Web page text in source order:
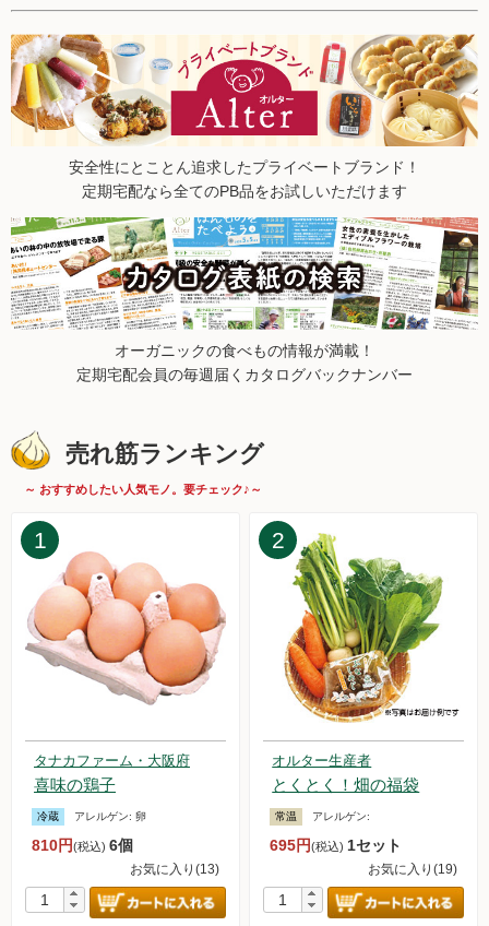
2025.8.9【毎週土曜日更新！】品ものアイテムを更新しまし
た。
2025.8.2【毎週土曜日更新！】品ものアイテムを更新しまし
た。
2025.7.26【毎週土曜日更新！】品ものアイテムを更新しまし
2025.7.19【毎週土曜日更新！】品ものアイテムを更新しまし
た。
2025.7.12【毎週土曜日更新！】品ものアイテムを更新しまし
た。
2025.7.5【毎週土曜日更新！】品ものアイテムを更新しまし
た。
2025.6.28【毎週土曜日更新！】品ものアイテムを更新しまし
2025.6.14【毎週土曜日更新！】品ものアイテムを更新しまし
た。
2025.6.7【毎週土曜日更新！】品ものアイテムを更新しまし
2025.5.31【毎週土曜日更新！】品ものアイテムを更新しまし
た。
2025.5.24【毎週土曜日更新！】品ものアイテムを更新しまし
た。
2025.5.17【毎週土曜日更新！】品ものアイテムを更新しまし
た。
2025.5.10【毎週土曜日更新！】品ものアイテムを更新しまし
2025.5.9 日本全国お取り寄せ手帖でオルターの「無添加アイ
スキャンデー＆アイスクリームセット」が紹介されました。
2025.5.3【毎週土曜日更新！】品ものアイテムを更新しまし
た。
2025.4.26【毎週土曜日更新！】品ものアイテムを更新しまし
た。
2025.4.19【毎週土曜日更新！】品ものアイテムを更新しまし
た。
2025.4.12【毎週土曜日更新！】品ものアイテムを更新しまし
安全性にとことん追求したプライベートブランド！
定期宅配なら全てのPB品をお試しいただけます
オーガニックの食べもの情報が満載！
定期宅配会員の毎週届くカタログバックナンバー
売れ筋ランキング
～ おすすめしたい人気モノ。要チェック♪～
1
タナカファーム・大阪府
喜味の鶏子
冷蔵 アレルゲン: 卵
810円(税込) 6個
お気に入り(13)
2
オルター生産者
とくとく！畑の福袋
常温 アレルゲン:
695円(税込) 1セット
お気に入り(19)